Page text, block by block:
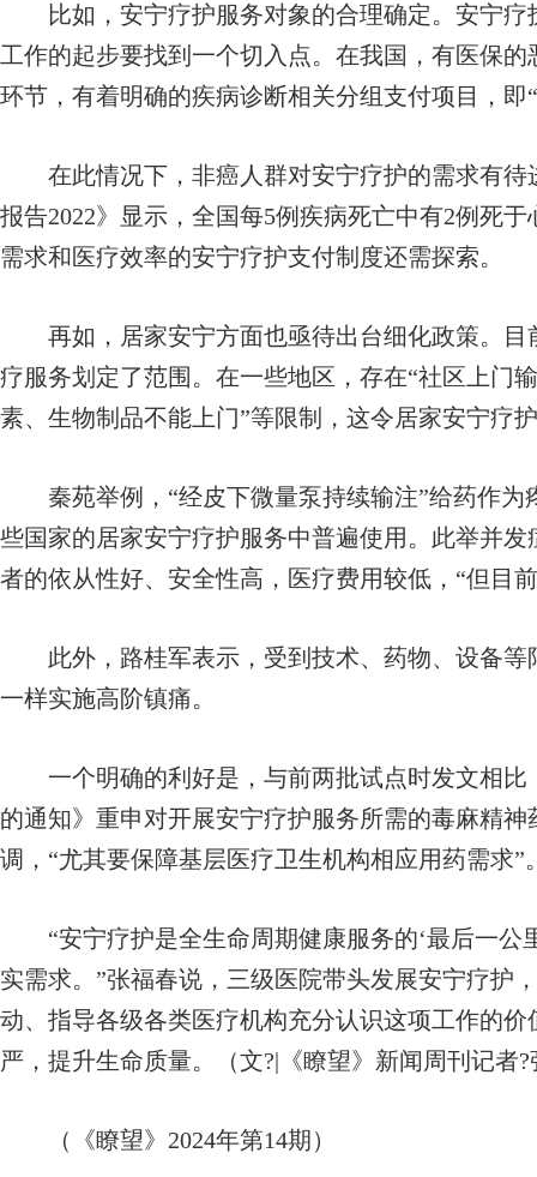
比如，安宁疗护服务对象的合理确定。安宁疗
工作的起步要找到一个切入点。在我国，有医保
环节，有着明确的疾病诊断相关分组支付项目，
在此情况下，非癌人群对安宁疗护的需求有待
报告2022》显示，全国每5例疾病死亡中有2例死
需求和医疗效率的安宁疗护支付制度还需探索。
再如，居家安宁方面也亟待出台细化政策。目
疗服务划定了范围。在一些地区，存在“社区上门
素、生物制品不能上门”等限制，这令居家安宁疗
秦苑举例，“经皮下微量泵持续输注”给药作为
些国家的居家安宁疗护服务中普遍使用。此举并
者的依从性好、安全性高，医疗费用较低，“但目
此外，路桂军表示，受到技术、药物、设备等
一样实施高阶镇痛。
一个明确的利好是，与前两批试点时发文相比
的通知》重申对开展安宁疗护服务所需的毒麻精
调，“尤其要保障基层医疗卫生机构相应用药需求”
“安宁疗护是全生命周期健康服务的‘最后一公
实需求。”张福春说，三级医院带头发展安宁疗护
动、指导各级各类医疗机构充分认识这项工作的
严，提升生命质量。（文?|《瞭望》新闻周刊记者?
（《瞭望》2024年第14期）